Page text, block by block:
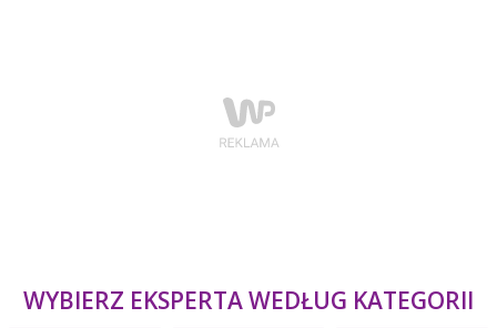
WYBIERZ EKSPERTA WEDŁUG KATEGORII